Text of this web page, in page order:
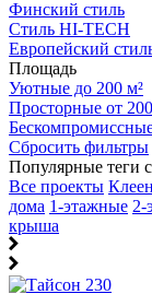
Финский стиль
Стиль HI-TECH
Европейский
Площадь
Уютные до 200 м²
Просторные от
Сбросить фильтры
Популярные теги
Все проекты
дома 1-этажные 2-
крыша